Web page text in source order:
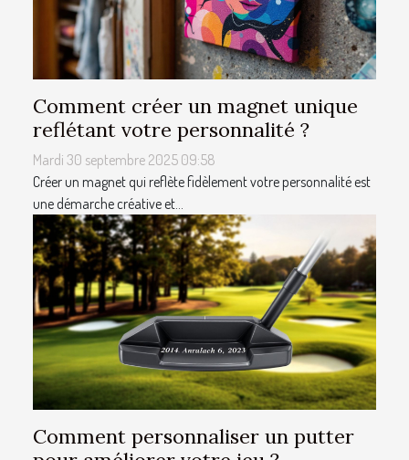
Comment créer un magnet unique
reflétant votre personnalité ?
Mardi 30 septembre 2025 09:58
Créer un magnet qui reflète fidèlement votre personnalité est
une démarche créative et...
Comment personnaliser un putter